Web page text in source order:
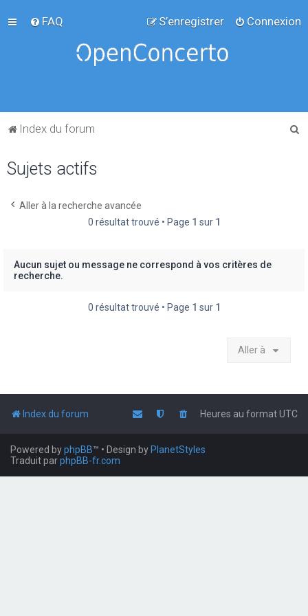
FAQ Connexion
S’enregistrer
Index du forum
Sujets actifs
Aller à la recherche avancée
0 résultat trouvé • Page 1 sur 1
Aucun sujet ou message ne correspond à vos critères de
recherche.
0 résultat trouvé • Page 1 sur 1
Aller à
Index du forum Heures au formatUTC
Powered byphpBB™ • Design by PlanetStyles
Traduit parphpBB-fr.com